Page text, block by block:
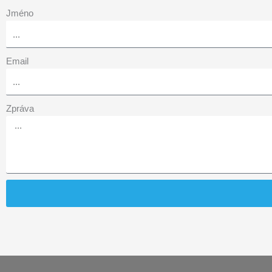
Jméno
Email
Zpráva